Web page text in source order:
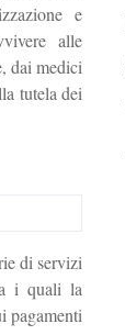
e
alle
dai medici
tutela dei
di servizi
i quali la
pagamenti